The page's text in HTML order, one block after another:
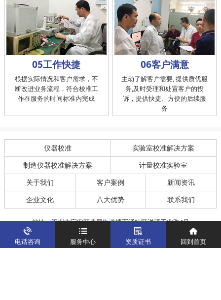
05工作快捷
根据实际情况和客户需求，不
断改进业务流程，符合校准工
作在服务的时间标准内完成
06客户满意
主动了解客户需要, 提供质优服
务,及时受理和处置客户的投
诉，提供快捷、方便的后续服
务
仪器校准 实验室校准解决方案
制造仪器校准解决方案 计量校准实验室
关于我们 客户案例 新闻资讯
企业文化 八大优势 联系我们
地址：深圳市宝安区燕罗街道塘下涌社区洋涌工业路4号
运营地址：广东省东莞市南城区鸿福路中环财富广场7层716
版权所有：华中计量粤ICP备19031793号-2
电话咨询 服务中心 资质证书 回到首页